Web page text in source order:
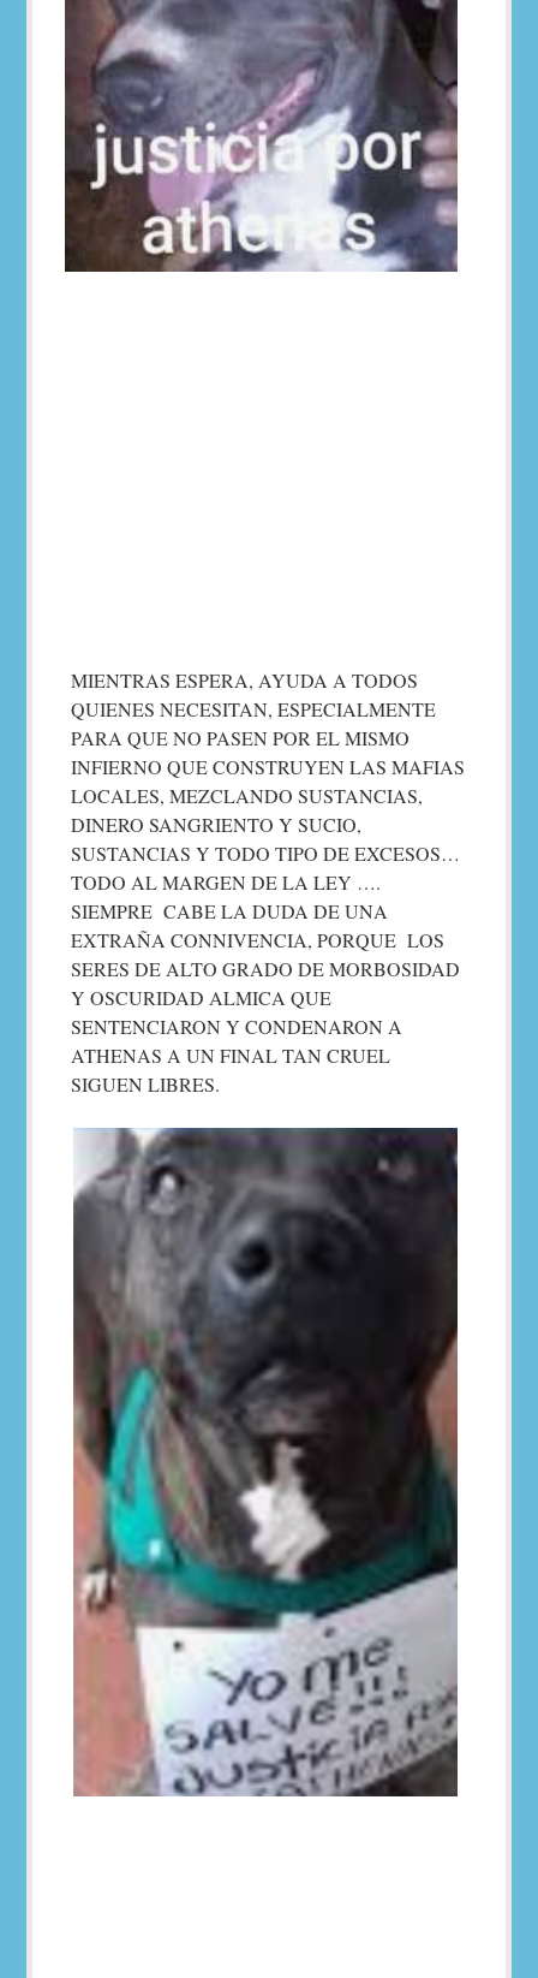
MIENTRAS ESPERA, AYUDA A TODOS
QUIENES NECESITAN, ESPECIALMENTE
PARA QUE NO PASEN POR EL MISMO
INFIERNO QUE CONSTRUYEN LAS MAFIAS
LOCALES, MEZCLANDO SUSTANCIAS,
DINERO SANGRIENTO Y SUCIO,
SUSTANCIAS Y TODO TIPO DE EXCESOS…
TODO AL MARGEN DE LA LEY ….
SIEMPRE CABE LA DUDA DE UNA
EXTRAÑA CONNIVENCIA, PORQUE LOS
SERES DE ALTO GRADO DE MORBOSIDAD
Y OSCURIDAD ALMICA QUE
SENTENCIARON Y CONDENARON A
ATHENAS A UN FINAL TAN CRUEL
SIGUEN LIBRES.